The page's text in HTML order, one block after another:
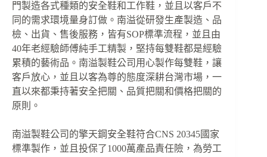
門製造各式種類的安全鞋和工作鞋，並且以客戶不
同的需求環境量身訂做。南溢從研發生產製造、品
檢、出貨、售後服務，皆有SOP標準流程，並且由
40年老經驗師傅純手工精製，堅持每雙鞋都是經驗
累積的藝術品。南溢製鞋公司用心製作每雙鞋，讓
客戶放心，並且以客為尊的態度深耕台灣市場，一
直以來都秉持著安全把關、品質把關和價格把關的
原則。
南溢製鞋公司的擎天鋼安全鞋符合CNS 20345國家
標準製作，並且投保了1000萬產品責任險，為勞工